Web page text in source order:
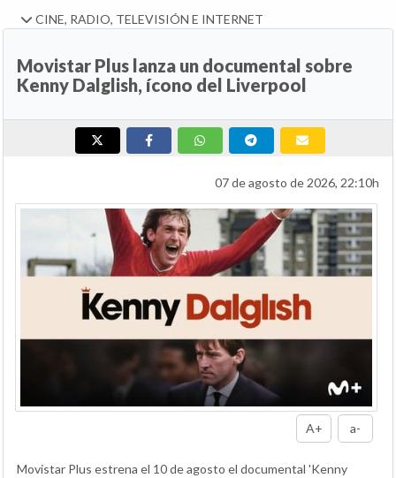
CINE, RADIO, TELEVISIÓN E INTERNET
Movistar Plus lanza un documental sobre
Kenny Dalglish, ícono del Liverpool
07 de agosto de 2026, 22:10h
A+ a-
Movistar Plus estrena el 10 de agosto el documental 'Kenny